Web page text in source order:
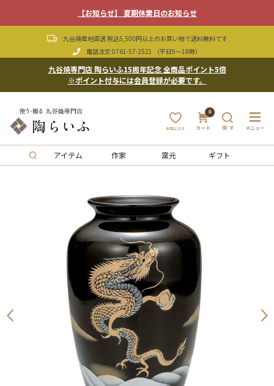
【お知らせ】 夏期休業日のお知らせ
九谷焼産地直送 税込5,500円以上のお買い物で送料無料です
電話注文 0761-57-2521 （平日9〜18時）
九谷焼専門店 陶らいふ15周年記念 全商品ポイント5倍
※ポイント付与には会員登録が必要です。
0
アイテム 作家 窯元 ギフト